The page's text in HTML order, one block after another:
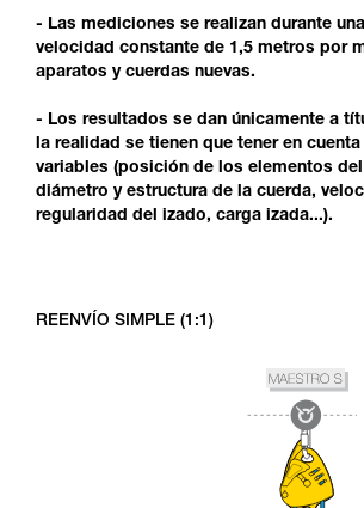
- Las mediciones se realizan durante
velocidad constante de 1,5 metros por
aparatos y cuerdas nuevas.
- Los resultados se dan únicamente a
la realidad se tienen que tener en
variables (posición de los elementos
diámetro y estructura de la cuerda,
regularidad del izado, carga izada...).
REENVÍO SIMPLE (1:1)